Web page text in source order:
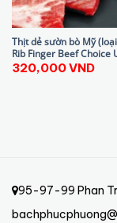
Thịt dẻ sườn bò Mỹ
Rib Finger Beef Choice
320,000VND
95-97-99 Phan